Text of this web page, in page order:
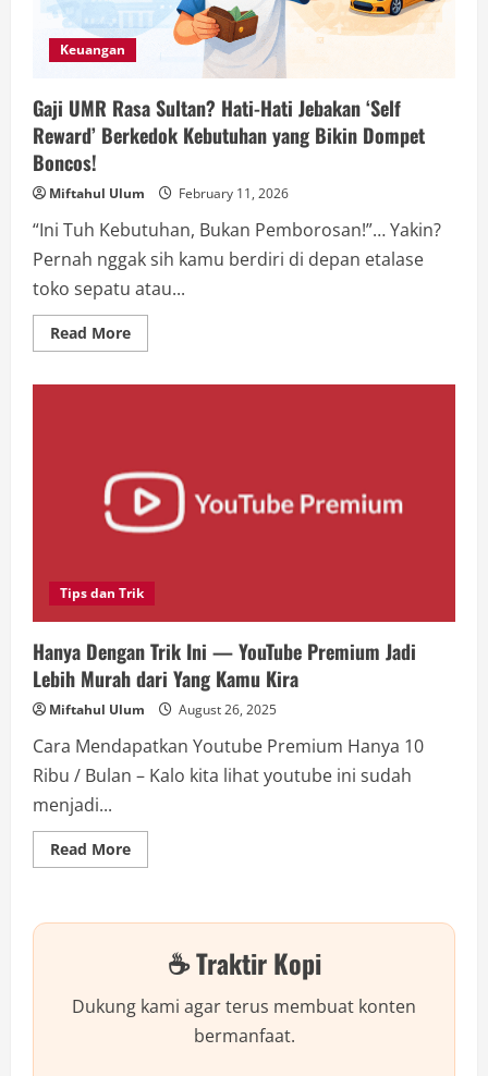
Keuangan
Gaji UMR Rasa Sultan? Hati-Hati Jebakan ‘Self
Reward’ Berkedok Kebutuhan yang Bikin Dompet
Boncos!
Miftahul Ulum February 11, 2026
“Ini Tuh Kebutuhan, Bukan Pemborosan!”… Yakin?
Pernah nggak sih kamu berdiri di depan etalase
toko sepatu atau...
Read MoreRead
more
Jebakan
‘Self
Reward’
Berkedok
Kebutuhan
Boncos!
Tips dan Trik
Hanya Dengan Trik Ini — YouTube Premium Jadi
Lebih Murah dari Yang Kamu Kira
Miftahul Ulum August 26, 2025
Cara Mendapatkan Youtube Premium Hanya 10
Ribu / Bulan – Kalo kita lihat youtube ini sudah
menjadi...
Read MoreRead
more
Trik
YouTube
Jadi
Lebih
☕ Traktir Kopi
Dukung kami agar terus membuat konten
bermanfaat.